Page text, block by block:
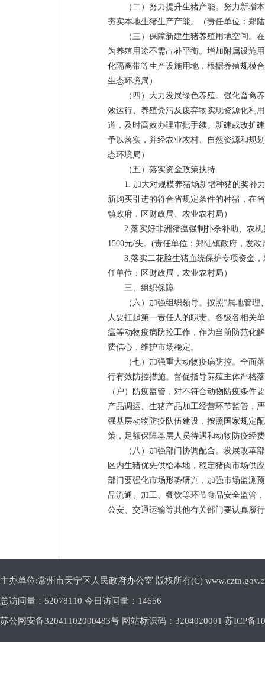
（二）努力提升生猪产能。努力新增
夯实本地生猪生产产能。（责任单位：郑
（三）保障新建生猪养殖用地空间。
为养殖用途不需占补平衡。增加附属设施
化隔离带等生产设施用地，根据养殖规模
生态环境局）
（四）大力发展绿色养殖。强化畜禽
效运行、养殖粪污及废弃物实现资源化利
道，及时高效办理审批手续。新建或改扩
予以落实，并经农业农村、自然资源和规
态环境局）
（五）落实资金政策扶持
1. 加大对规模养猪场新增种猪的奖补
新购买引进的符合省规定条件的种猪，在
镇政府，区财政局、农业农村局）
2.落实好非洲猪瘟强制扑杀补助、农
1500元/头。(责任单位：郑陆镇政府，发
3.落实二花脸生猪血统保护专项资金
任单位：区财政局，农业农村局）
三、组织保障
（六）加强组织领导。按照“属地管
人要扛起第一责任人的职责。各级各相关
瘟等动物疫病防控工作，作为当前防范化
费信心，维护市场稳定。
（七）加强重大动物疫病防控。全面
行有效防控措施。督促指导养殖主体严格
（户）防疫监管，对不符合动物防疫条件
产品调运、生猪产品加工经营环节监管，
强基层动物防疫队伍建设，按照国家规定
策，足额保障基层人员待遇和动物防疫经
（八）加强部门协调配合。发展改革
区内生猪优先供给本地，稳定猪肉市场供
部门要强化市场形势研判，加强市场监测
品流通、加工、餐饮等环节食品安全监管
公安、交通运输等其他有关部门要认真履
主办单位:常州市天宁区人民政府办公室 版权所有(C)
总访问量： 52078110 今日访问量： 14656
苏公网安备32041102000483号 网站标识码：3204020001 苏ICP备